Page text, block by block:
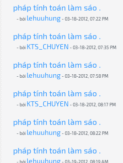
pháp tính toán làm sáo .
- bởi lehuuhung- 03-18-2012, 07:22 PM
pháp tính toán làm sáo .
- bởi KTS_CHUYEN - 03-18-2012, 07:35 PM
pháp tính toán làm sáo .
- bởi lehuuhung- 03-18-2012, 07:58 PM
pháp tính toán làm sáo .
- bởi KTS_CHUYEN - 03-18-2012, 08:17 PM
pháp tính toán làm sáo .
- bởi lehuuhung- 03-18-2012, 08:22 PM
pháp tính toán làm sáo .
lehuuhung